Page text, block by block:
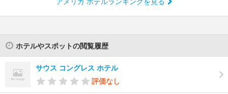
ホテルやスポットの閲覧履歴
サウス コングレス ホテル
評価なし